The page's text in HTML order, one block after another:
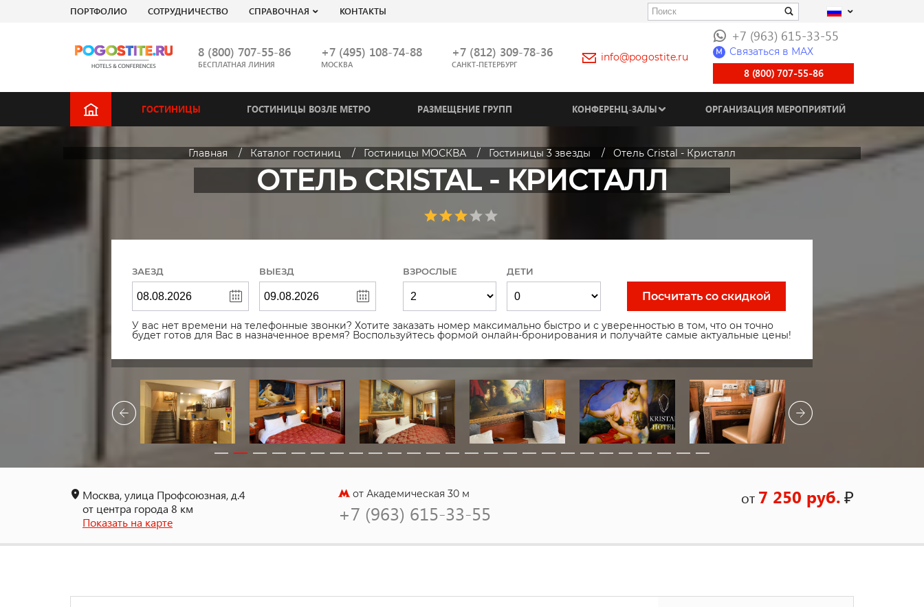
ПОРТФОЛИО СОТРУДНИЧЕСТВО СПРАВОЧНАЯ КОНТАКТЫ
8 (800) 707-55-86
БЕСПЛАТНАЯ ЛИНИЯ
+7 (495) 108-74-88
МОСКВА
+7 (812) 309-78-36
САНКТ-ПЕТЕРБУРГ
info@pogostite.ru
+7 (963) 615-33-55
M Связаться в МАХ
8 (800) 707-55-86
ГОСТИНИЦЫ ГОСТИНИЦЫ ВОЗЛЕ МЕТРО РАЗМЕЩЕНИЕ ГРУПП КОНФЕРЕНЦ-ЗАЛЫ ОРГАНИЗАЦИЯ МЕРОПРИЯТИЙ
Главная Каталог гостиниц Гостиницы МОСКВА Гостиницы 3 звезды Отель Cristal - Кристалл
ОТЕЛЬ CRISTAL - КРИСТАЛЛ
ЗАЕЗД ВЫЕЗД ВЗРОСЛЫЕ ДЕТИ
Посчитать со скидкой
У вас нет времени на телефонные звонки? Хотите заказать номер максимально быстро и с уверенностью в том, что он точно
будет готов для Вас в назначенное время? Воспользуйтесь формой онлайн-бронирования и получайте самые актуальные цены!
Москва, улица Профсоюзная, д.4
от центра города 8 км
Показать на карте
от Академическая 30 м
+7 (963) 615-33-55
от 7 250 руб.₽